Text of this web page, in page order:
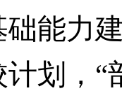
能力
划，“